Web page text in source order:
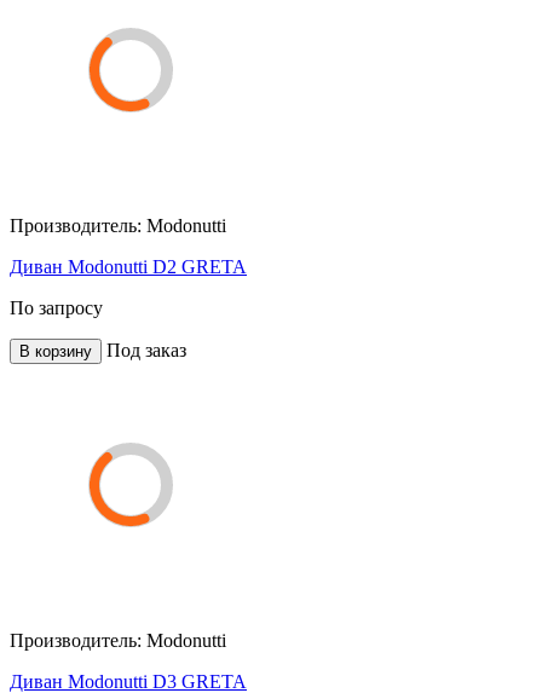
Производитель: Modonutti
Диван Modonutti D2 GRETA
По запросу
В корзину Под заказ
Производитель: Modonutti
Диван Modonutti D3 GRETA